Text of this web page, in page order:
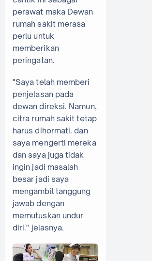
perawat maka Dewan
rumah sakit merasa
perlu untuk
memberikan
peringatan.
"Saya telah memberi
penjelasan pada
dewan direksi. Namun,
citra rumah sakit tetap
harus dihormati. dan
saya mengerti mereka
dan saya juga tidak
ingin jadi masalah
besar jadi saya
mengambil tanggung
jawab dengan
memutuskan undur
diri." jelasnya.